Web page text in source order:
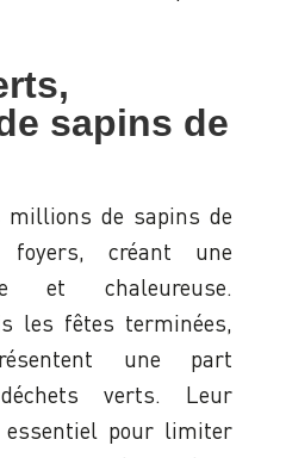
sapins de
millions de sapins de
créant une
et chaleureuse.
les fêtes terminées,
une part
verts. Leur
essentiel pour limiter